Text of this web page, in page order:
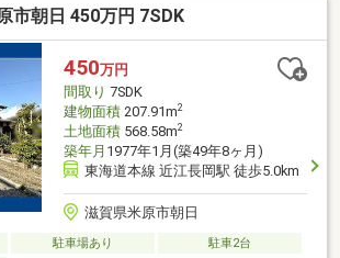
市朝日 450万円 7SDK
450万円
間取り 7SDK
建物面積207.91m2
土地面積568.58m2
築年月 1977年1月(築49年8ヶ月)
東海道本線 近江長岡駅 徒歩5.0km
滋賀県米原市朝日
駐車場あり
駐車2台